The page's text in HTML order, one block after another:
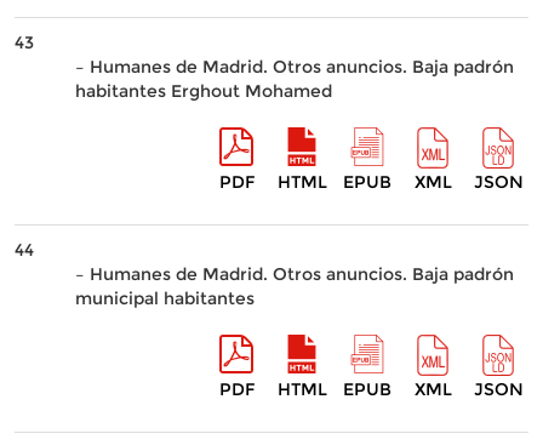
43
– Humanes de Madrid. Otros anuncios. Baja padrón
habitantes Erghout Mohamed
PDF HTML EPUB XML JSON
44
– Humanes de Madrid. Otros anuncios. Baja padrón
municipal habitantes
PDF HTML EPUB XML JSON